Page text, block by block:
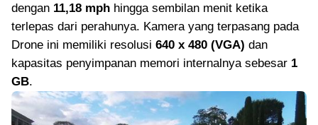
dengan 11,18 mph hingga sembilan menit ketika
terlepas dari perahunya. Kamera yang terpasang pada
Drone ini memiliki resolusi 640 x 480 (VGA) dan
kapasitas penyimpanan memori internalnya sebesar 1
GB.